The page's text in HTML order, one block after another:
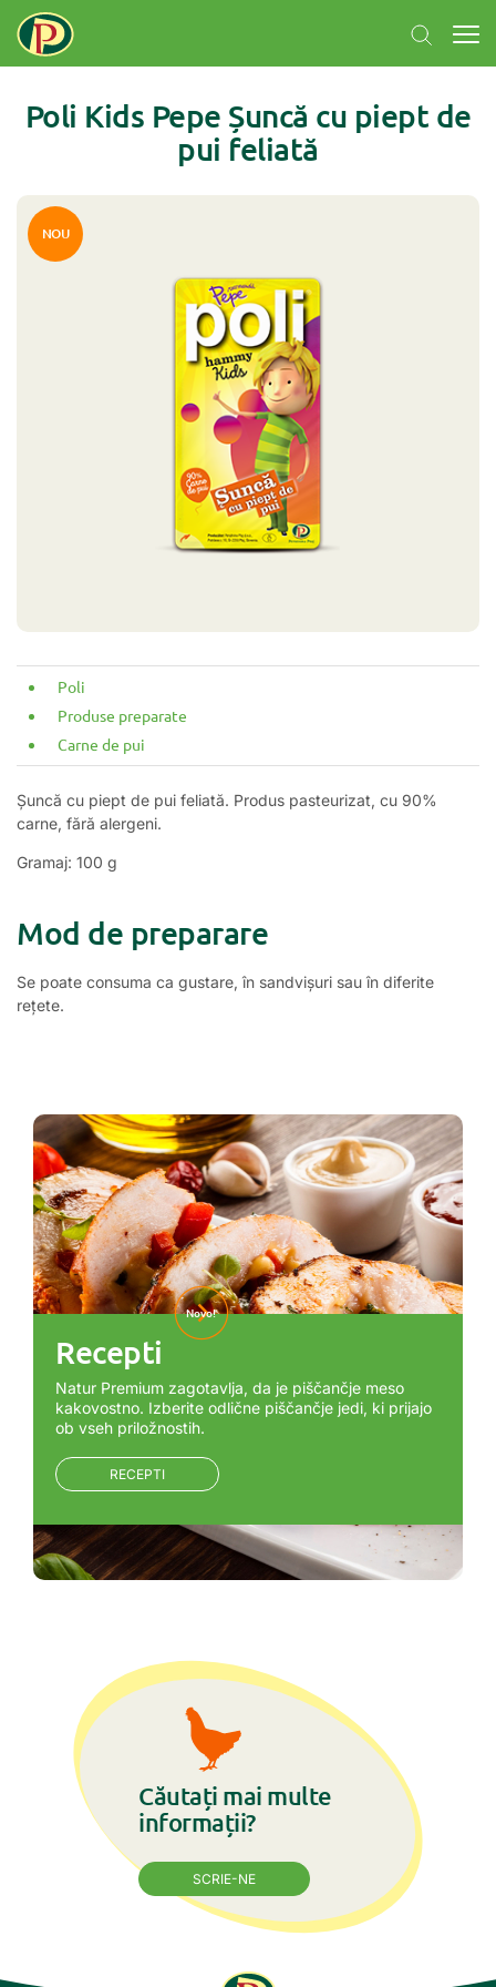
Poli Kids Pepe Șuncă cu piept de
pui feliată
NOU
Poli
Produse preparate
Carne de pui
Șuncă cu piept de pui feliată. Produs pasteurizat, cu 90%
carne, fără alergeni.
Gramaj: 100 g
Mod de preparare
Se poate consuma ca gustare, în sandvișuri sau în diferite
rețete.
Recepti
Novo!
Natur Premium zagotavlja, da je piščančje meso
kakovostno. Izberite odlične piščančje jedi, ki prijajo
ob vseh priložnostih.
RECEPTI
Căutați mai multe
informații?
SCRIE-NE